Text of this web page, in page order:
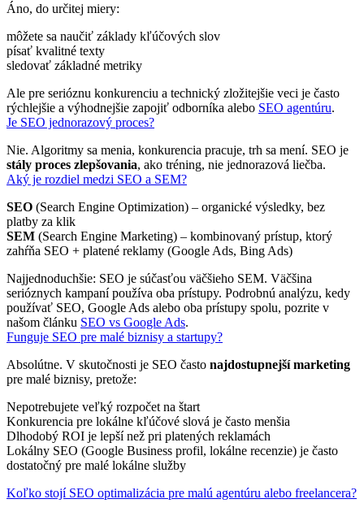
Áno, do určitej miery:
môžete sa naučiť základy kľúčových slov
písať kvalitné texty
sledovať základné metriky
Ale pre serióznu konkurenciu a technický zložitejšie veci je často
rýchlejšie a výhodnejšie zapojiť odborníka alebo SEO agentúru.
Je SEO jednorazový proces?
Nie. Algoritmy sa menia, konkurencia pracuje, trh sa mení. SEO je
stály proces zlepšovania, ako tréning, nie jednorazová liečba.
Aký je rozdiel medzi SEO a SEM?
SEO (Search Engine Optimization) – organické výsledky, bez
platby za klik
SEM (Search Engine Marketing) – kombinovaný prístup, ktorý
zahŕňa SEO + platené reklamy (Google Ads, Bing Ads)
Najjednoduchšie: SEO je súčasťou väčšieho SEM. Väčšina
serióznych kampaní používa oba prístupy. Podrobnú analýzu, kedy
používať SEO, Google Ads alebo oba prístupy spolu, pozrite v
našom článku SEO vs Google Ads.
Funguje SEO pre malé biznisy a startupy?
Absolútne. V skutočnosti je SEO často najdostupnejší marketing
pre malé biznisy, pretože:
Nepotrebujete veľký rozpočet na štart
Konkurencia pre lokálne kľúčové slová je často menšia
Dlhodobý ROI je lepší než pri platených reklamách
Lokálny SEO (Google Business profil, lokálne recenzie) je často
dostatočný pre malé lokálne služby
Koľko stojí SEO optimalizácia pre malú agentúru alebo freelancera?